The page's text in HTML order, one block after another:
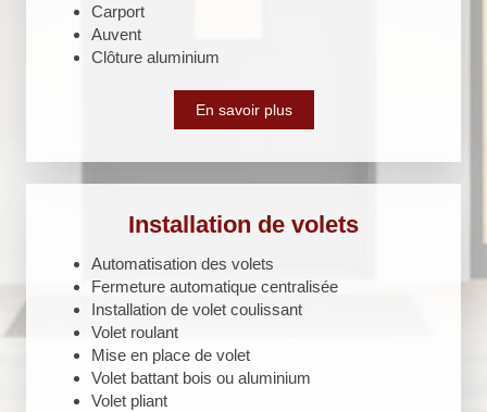
Carport
Auvent
Clôture aluminium
En savoir plus
Installation de volets
Automatisation des volets
Fermeture automatique centralisée
Installation de volet coulissant
Volet roulant
Mise en place de volet
Volet battant bois ou aluminium
Volet pliant